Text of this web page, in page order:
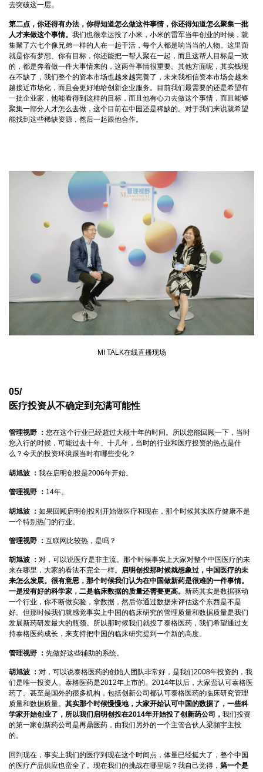
去突破这一层。
第二点，你还得有办法，你得知道怎么做这件事情，你还得知道怎么聚集一批
人才来做这个事情。 我们也很幸运投了小米，小米的雷军当年创业的时候，就
集聚了六七个像兄弟一样的人在一起干活，每个人都是响当当的人物。这里面
就是你有梦想、你有目标，你还能把一帮人聚在一起，而且这帮人目标是一致
的，都是奔着做一件大事情来的，这两件事情很重要。其他方面呢，其实钱现
在不缺了，我们整个的资本市场也越来越完善了，未来我相信资本市场会越来
越接近市场化，而且会更好地给创新企业服务。目前我们最需要的还是希望有
一批企业家，他能看得到这样的目标，而且他有心力去做这个事情，而且能够
聚集一部分人才怎么去做，这个目前在中国还是稀缺的。对于我们来说就希望
能找到这些稀缺资源，然后一起跟他合作。
MI TALK在线直播现场
05/
医疗投资从不确定到充满可能性
管理视野 ： 您在这个行业已经超过大概十年的时间。所以您能回顾一下，当时
您入行的时候，可能过去十年、十几年，当时的行业和医疗投资的热点是什
么？今天的投资环境跟当时有哪些变化？
胡旭波 ： 我在启明创投是2006年开始。
管理视野 ： 14年。
胡旭波 ： 如果回顾启明创投刚开始做医疗和现在，那个时候其实医疗健康不是
一个特别热门的行业。
管理视野 ： 互联网比较热，是吗？
胡旭波 ： 对，可以说医疗是非主流。那个时候事实上大家对整个中国医疗的未
来在哪里，大家的看法不完全一样。 启明创投那时候就想象过，中国医疗的未
来怎么发展。很有意思，那个时候我们认为在中国做新药是很难的一件事情。
一是没有好的科学家，二是临床数据的质量还需要更高。 新药其实是数据驱动
一个行业，你不断做实验，拿数据，然后你通过数据来评估这个东西是不是
好。但那时候我们就感觉事实上中国的临床研究的管理质量和数据质量是我们
发展新药研发最大的瓶颈。所以那时候我们就投了泰格医药，我们希望通过支
持泰格医药成长，来支持把中国的临床研究提到一个新的高度。
管理视野 ： 先做好这些辅助的系统。
胡旭波 ： 对，可以说泰格医药的创始人团队非常好，是我们2008年投资的，我
们是唯一投资人。泰格医药是2012年上市的。2014年以后，大家蛮认可泰格医
药了。甚至是国外的很多机构，包括创新公司都认可泰格医药的临床研究管理
质量和数据质量。 其实那个时候慢慢地，大家开始认可中国的数据了，一些科
学家开始创业了，所以我们启明创投在2014年开始投了创新药公司， 我们投资
的第一家创新药公司是再鼎医药，由我们另外的一个主管合伙人梁颕宇主投
的。
回到现在，事实上我们的医疗到现在这个时间点，体量已经挺大了，整个中国
的医疗产品供应也蛮全了。现在我们的挑战在哪里呢？我自己觉得， 第一个是